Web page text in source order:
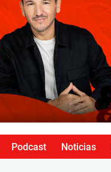
Podcast Noticias